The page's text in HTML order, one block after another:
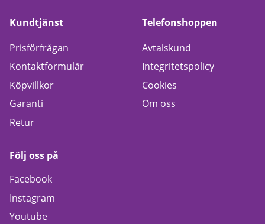
Kundtjänst
Prisförfrågan
Kontaktformulär
Köpvillkor
Garanti
Retur
Telefonshoppen
Avtalskund
Integritetspolicy
Cookies
Om oss
Följ oss på
Facebook
Instagram
Youtube